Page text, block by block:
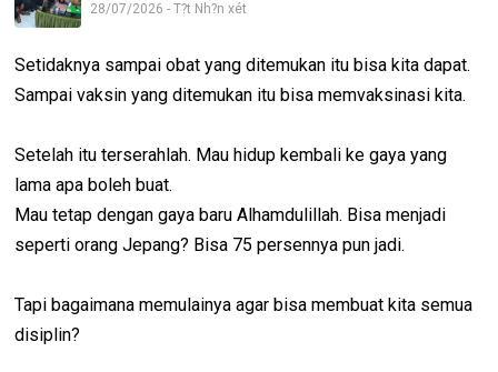
28/07/2026 - T?t Nh?n xét
Setidaknya sampai obat yang ditemukan itu bisa kita dapat.
Sampai vaksin yang ditemukan itu bisa memvaksinasi kita.
Setelah itu terserahlah. Mau hidup kembali ke gaya yang
lama apa boleh buat.
Mau tetap dengan gaya baru Alhamdulillah. Bisa menjadi
seperti orang Jepang? Bisa 75 persennya pun jadi.
Tapi bagaimana memulainya agar bisa membuat kita semua
disiplin?